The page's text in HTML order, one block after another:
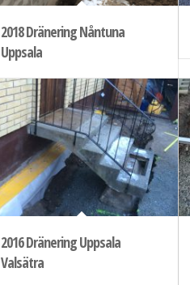
2018 Dränering Nåntuna
Uppsala
2016 Dränering Uppsala
Valsätra